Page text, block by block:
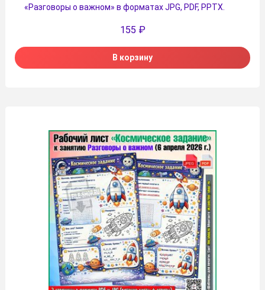
«Разговоры о важном» в форматах JPG, PDF, PPTX.
155 ₽
В корзину